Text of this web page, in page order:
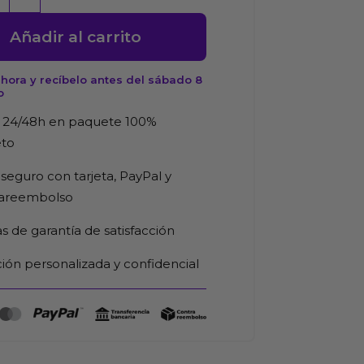
Añadir al carrito
y recíbelo antes del sábado 8
24/48h en paquete 100%
con tarjeta, PayPal y
de garantía de satisfacción
personalizada y confidencial